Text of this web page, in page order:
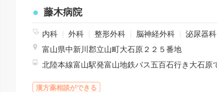
藤木病院
内科 外科 整形外科 脳神経外科
泌尿器
富山県中新川郡立山町大石原２２５番地
漢方薬相談ができる